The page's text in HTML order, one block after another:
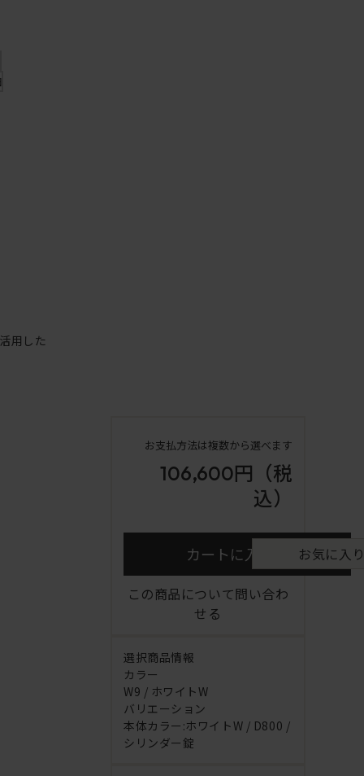
用した
お支払方法は複数から選べます
106,600円 （税
込）
カートに入れる お気に入
この商品について問い合わ
せる
選択商品情報
カラー
W9 / ホワイトW
バリエーション
本体カラー:ホワイトW / D800 /
シリンダー錠